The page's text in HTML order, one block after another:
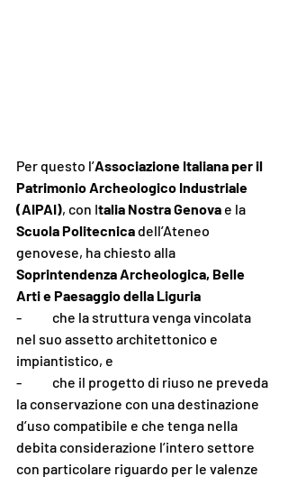
Per questo l’Associazione Italiana per il
Patrimonio Archeologico Industriale
(AIPAI), con Italia Nostra Genova e la
Scuola Politecnica dell’Ateneo
genovese, ha chiesto alla
Soprintendenza Archeologica, Belle
Arti e Paesaggio della Liguria
-	che la struttura venga vincolata
nel suo assetto architettonico e
impiantistico, e
-	che il progetto di riuso ne preveda
la conservazione con una destinazione
d’uso compatibile e che tenga nella
debita considerazione l’intero settore
con particolare riguardo per le valenze